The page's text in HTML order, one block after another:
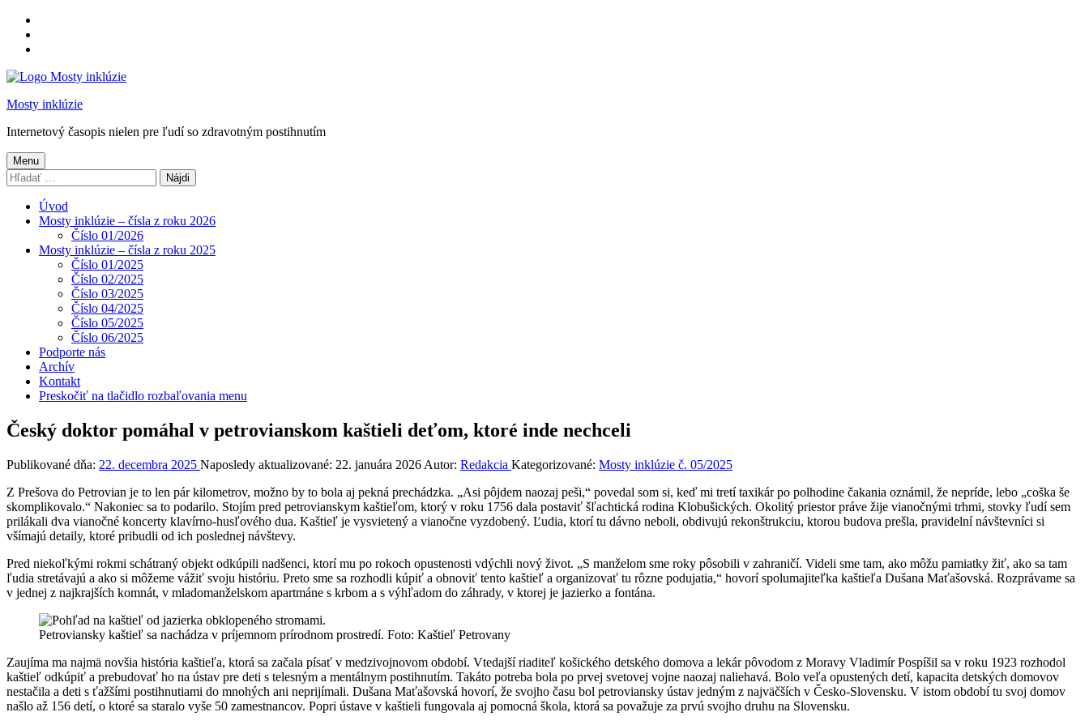
obsah
pätičku
Mosty inklúzie
Internetový časopis nielen pre ľudí so zdravotným postihnutím
Menu
Hľadať:
Úvod
Mosty inklúzie – čísla z roku 2026
Číslo 01/2026
Mosty inklúzie – čísla z roku 2025
Číslo 01/2025
Číslo 02/2025
Číslo 03/2025
Číslo 04/2025
Číslo 05/2025
Číslo 06/2025
Podporte nás
Archív
Kontakt
Preskočiť na tlačidlo rozbaľovania menu
Český doktor pomáhal v petrovianskom kaštieli deťom, ktoré inde nechceli
Publikované dňa: 22. decembra 2025 Naposledy aktualizované: 22. januára 2026 Autor: Redakcia Kategorizované: Mosty inklúzie č. 05/2025
Z Prešova do Petrovian je to len pár kilometrov, možno by to bola aj pekná prechádzka. „Asi pôjdem naozaj peši,“ povedal som si, keď mi tretí taxikár po polhodine čakania oznámil, že nepríde, lebo „coška še
skomplikovalo.“ Nakoniec sa to podarilo. Stojím pred petrovianskym kaštieľom, ktorý v roku 1756 dala postaviť šľachtická rodina Klobušických. Okolitý priestor práve žije vianočnými trhmi, stovky ľudí sem
prilákali dva vianočné koncerty klavírno-husľového dua. Kaštieľ je vysvietený a vianočne vyzdobený. Ľudia, ktorí tu dávno neboli, obdivujú rekonštrukciu, ktorou budova prešla, pravidelní návštevníci si
všímajú detaily, ktoré pribudli od ich poslednej návštevy.
Pred niekoľkými rokmi schátraný objekt odkúpili nadšenci, ktorí mu po rokoch opustenosti vdýchli nový život. „S manželom sme roky pôsobili v zahraničí. Videli sme tam, ako môžu pamiatky žiť, ako sa tam
ľudia stretávajú a ako si môžeme vážiť svoju históriu. Preto sme sa rozhodli kúpiť a obnoviť tento kaštieľ a organizovať tu rôzne podujatia,“ hovorí spolumajiteľka kaštieľa Dušana Maťašovská. Rozprávame sa
v jednej z najkrajších komnát, v mladomanželskom apartmáne s krbom a s výhľadom do záhrady, v ktorej je jazierko a fontána.
Petroviansky kaštieľ sa nachádza v príjemnom prírodnom prostredí. Foto: Kaštieľ Petrovany
Zaujíma ma najmä novšia história kaštieľa, ktorá sa začala písať v medzivojnovom období. Vtedajší riaditeľ košického detského domova a lekár pôvodom z Moravy Vladimír Pospíšil sa v roku 1923 rozhodol
kaštieľ odkúpiť a prebudovať ho na ústav pre deti s telesným a mentálnym postihnutím. Takáto potreba bola po prvej svetovej vojne naozaj naliehavá. Bolo veľa opustených detí, kapacita detských domovov
nestačila a deti s ťažšími postihnutiami do mnohých ani neprijímali. Dušana Maťašovská hovorí, že svojho času bol petroviansky ústav jedným z najväčších v Česko-Slovensku. V istom období tu svoj domov
našlo až 156 detí, o ktoré sa staralo vyše 50 zamestnancov. Popri ústave v kaštieli fungovala aj pomocná škola, ktorá sa považuje za prvú svojho druhu na Slovensku.